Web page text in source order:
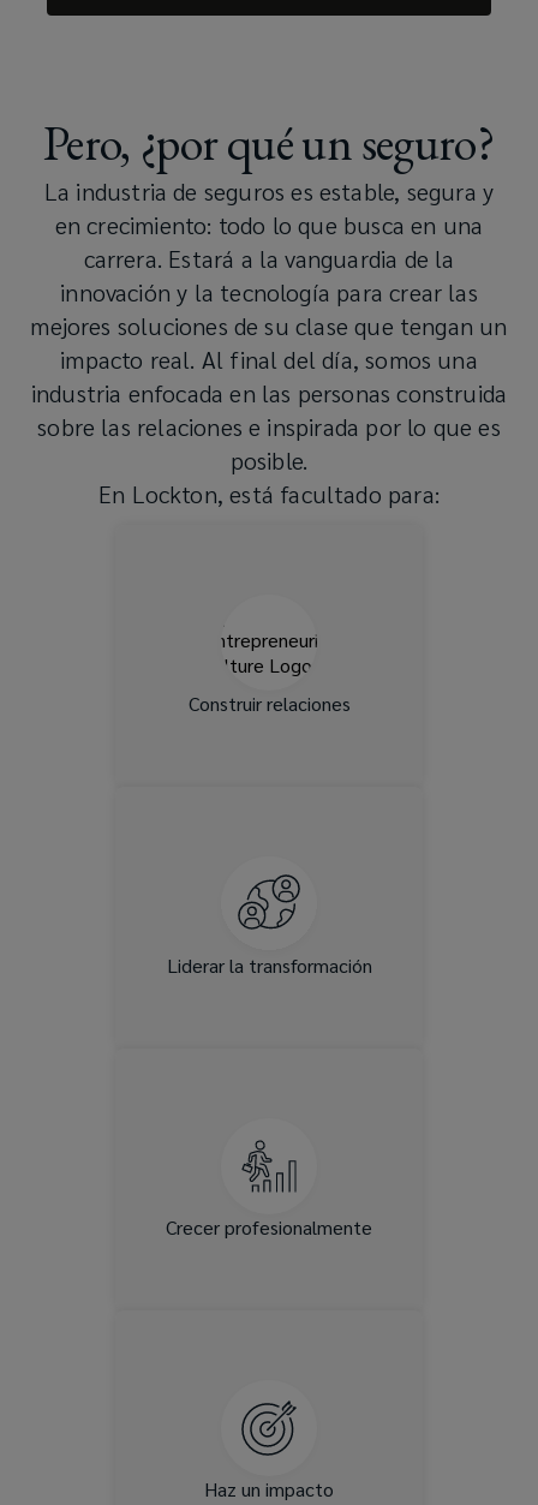
Pero, ¿por qué un seguro?
La industria de seguros es estable, segura y
en crecimiento: todo lo que busca en una
carrera. Estará a la vanguardia de la
innovación y la tecnología para crear las
mejores soluciones de su clase que tengan un
impacto real. Al final del día, somos una
industria enfocada en las personas construida
sobre las relaciones e inspirada por lo que es
posible.
En Lockton, está facultado para:
Construir relaciones
valiosas conexiones
profesionales.
Liderar la transformación
desarrolla nuestras ofertas
para satisfacer necesidades
cada vez más complejas.
Crecer profesionalmente
oportunidades y mejoran su
presencia en la industria.
Haz un impacto
mejoren la vida de las
personas todos los días.